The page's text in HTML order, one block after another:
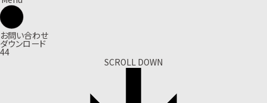
お問い合わせ
ダウンロード
44
SCROLL DOWN